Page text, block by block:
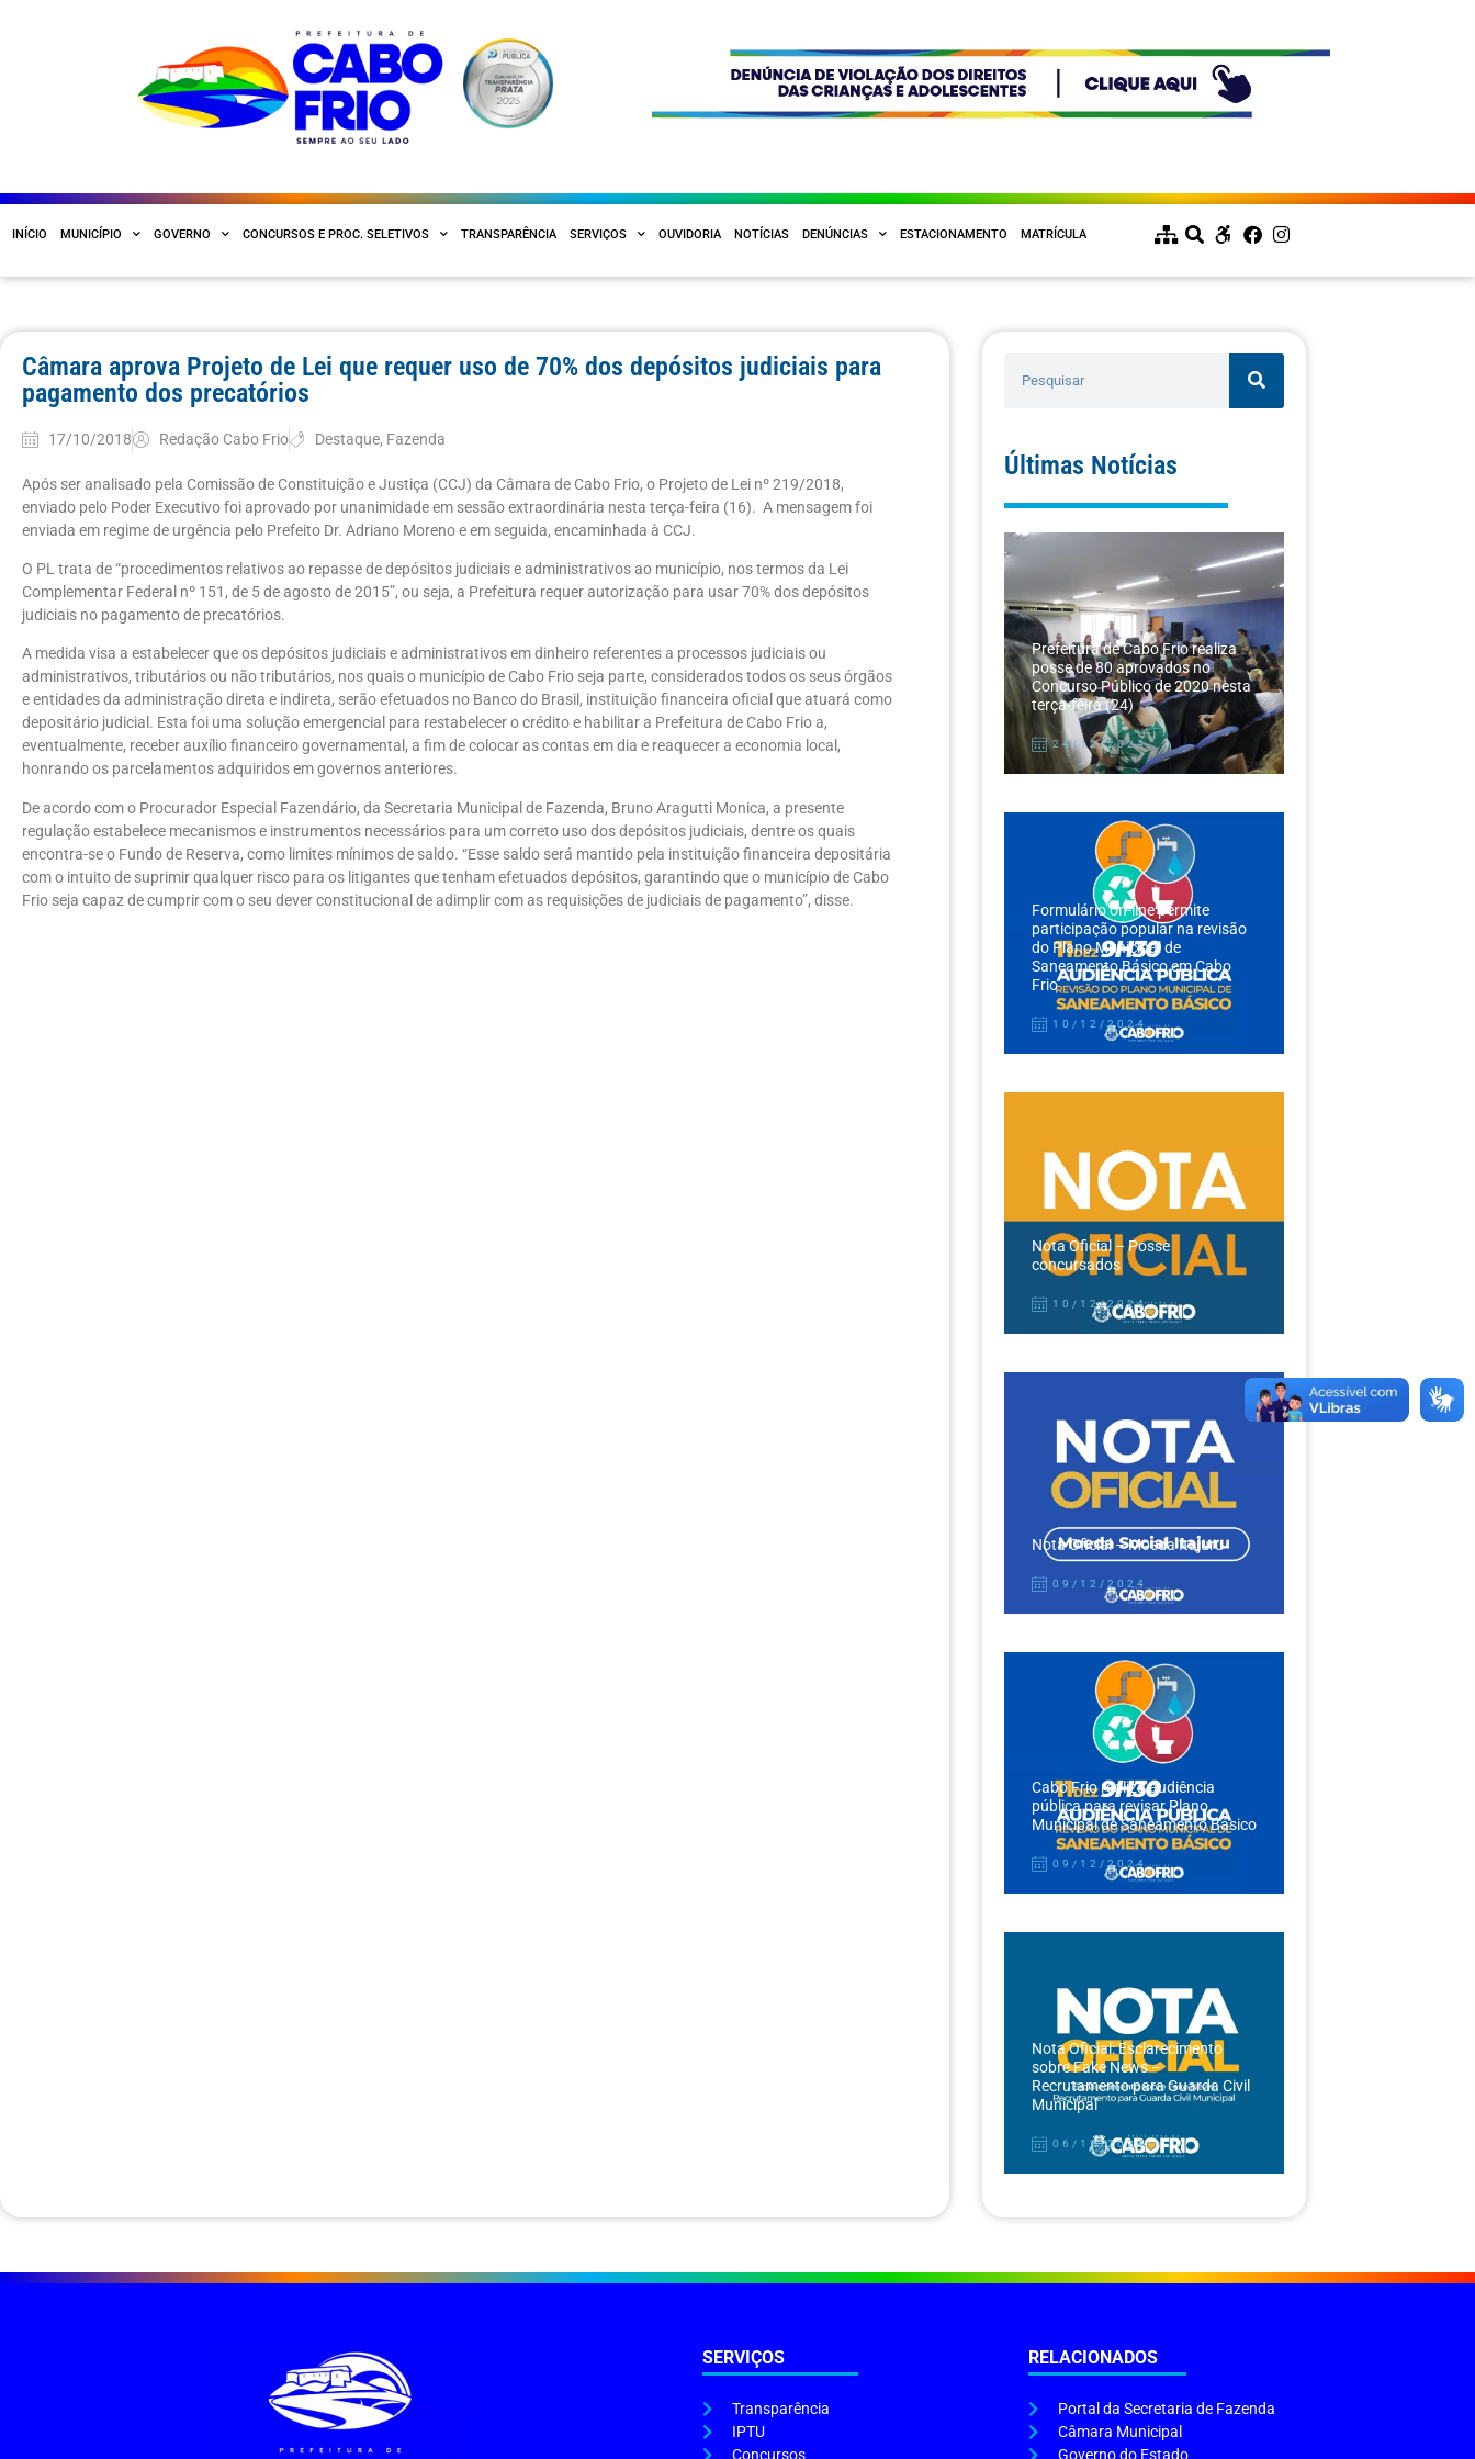
INÍCIO MUNICÍPIO GOVERNO CONCURSOS E PROC. SELETIVOS TRANSPARÊNCIA SERVIÇOS OUVIDORIA NOTÍCIAS DENÚNCIAS ESTACIONAMENTO MATRÍCULA
Câmara aprova Projeto de Lei que requer uso de 70% dos depósitos judiciais para
pagamento dos precatórios
17/10/2018 Redação Cabo Frio Destaque, Fazenda
Após ser analisado pela Comissão de Constituição e Justiça (CCJ) da Câmara de Cabo Frio, o Projeto de Lei nº 219/2018,
enviado pelo Poder Executivo foi aprovado por unanimidade em sessão extraordinária nesta terça-feira (16). A mensagem foi
enviada em regime de urgência pelo Prefeito Dr. Adriano Moreno e em seguida, encaminhada à CCJ.
O PL trata de “procedimentos relativos ao repasse de depósitos judiciais e administrativos ao município, nos termos da Lei
Complementar Federal nº 151, de 5 de agosto de 2015”, ou seja, a Prefeitura requer autorização para usar 70% dos depósitos
judiciais no pagamento de precatórios.
A medida visa a estabelecer que os depósitos judiciais e administrativos em dinheiro referentes a processos judiciais ou
administrativos, tributários ou não tributários, nos quais o município de Cabo Frio seja parte, considerados todos os seus órgãos
e entidades da administração direta e indireta, serão efetuados no Banco do Brasil, instituição financeira oficial que atuará como
depositário judicial. Esta foi uma solução emergencial para restabelecer o crédito e habilitar a Prefeitura de Cabo Frio a,
eventualmente, receber auxílio financeiro governamental, a fim de colocar as contas em dia e reaquecer a economia local,
honrando os parcelamentos adquiridos em governos anteriores.
De acordo com o Procurador Especial Fazendário, da Secretaria Municipal de Fazenda, Bruno Aragutti Monica, a presente
regulação estabelece mecanismos e instrumentos necessários para um correto uso dos depósitos judiciais, dentre os quais
encontra-se o Fundo de Reserva, como limites mínimos de saldo. “Esse saldo será mantido pela instituição financeira depositária
com o intuito de suprimir qualquer risco para os litigantes que tenham efetuados depósitos, garantindo que o município de Cabo
Frio seja capaz de cumprir com o seu dever constitucional de adimplir com as requisições de judiciais de pagamento”, disse.
Últimas Notícias
Prefeitura de Cabo Frio realiza
posse de 80 aprovados no
Concurso Público de 2020 nesta
terça-feira (24)
24/12/2024
Formulário on-line permite
participação popular na revisão
do Plano Municipal de
Saneamento Básico em Cabo
Frio
10/12/2024
Nota Oficial – Posse
concursados
10/12/2024
Nota Oficial – Moeda Itajuru
09/12/2024
Cabo Frio realiza audiência
pública para revisar Plano
Municipal de Saneamento Básico
09/12/2024
Nota Oficial: Esclarecimento
sobre Fake News –
Recrutamento para Guarda Civil
Municipal
06/12/2024
SERVIÇOS
Transparência
IPTU
Concursos
RELACIONADOS
Portal da Secretaria de Fazenda
Câmara Municipal
Governo do Estado